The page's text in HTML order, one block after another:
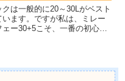
クは一般的に20～30Lがベスト
います。ですが私は、ミレー
ェー30+5こそ、一番の初心者
...